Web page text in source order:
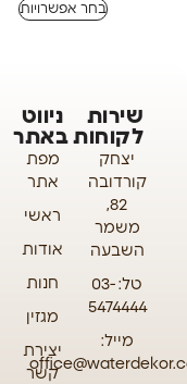
בחר אפשרויות
שירות
לקוחות
יצחק
קורדובה
82,
משמר
השבעה
טל: 03-
5474444
מייל:
ניווט
באתר
מפת
אתר
ראשי
אודות
חנות
מגזין
יצירת
קשר